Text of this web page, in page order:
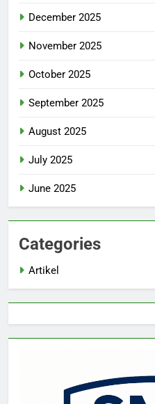
December 2025
November 2025
October 2025
September 2025
August 2025
July 2025
June 2025
Categories
Artikel